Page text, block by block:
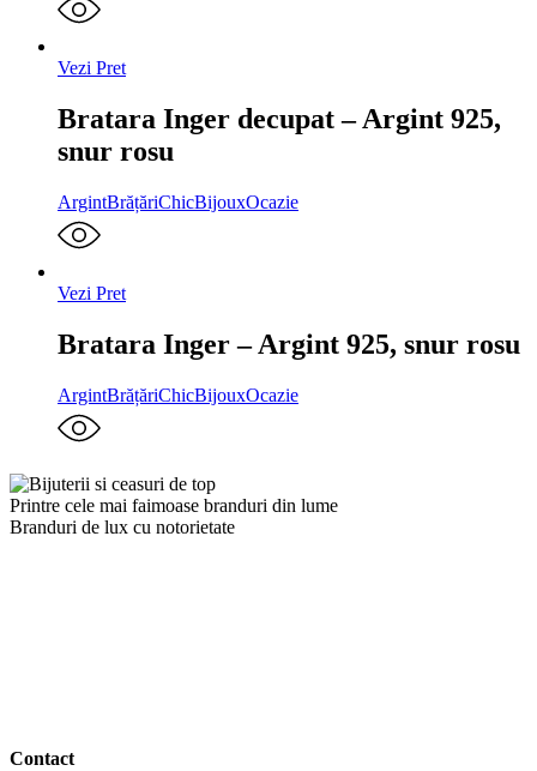
Vezi Pret
Bratara Inger decupat – Argint 925,
snur rosu
ArgintBrățăriChicBijouxOcazie
Vezi Pret
Bratara Inger – Argint 925, snur rosu
ArgintBrățăriChicBijouxOcazie
Printre cele mai faimoase branduri din lume
Branduri de lux cu notorietate
Contact